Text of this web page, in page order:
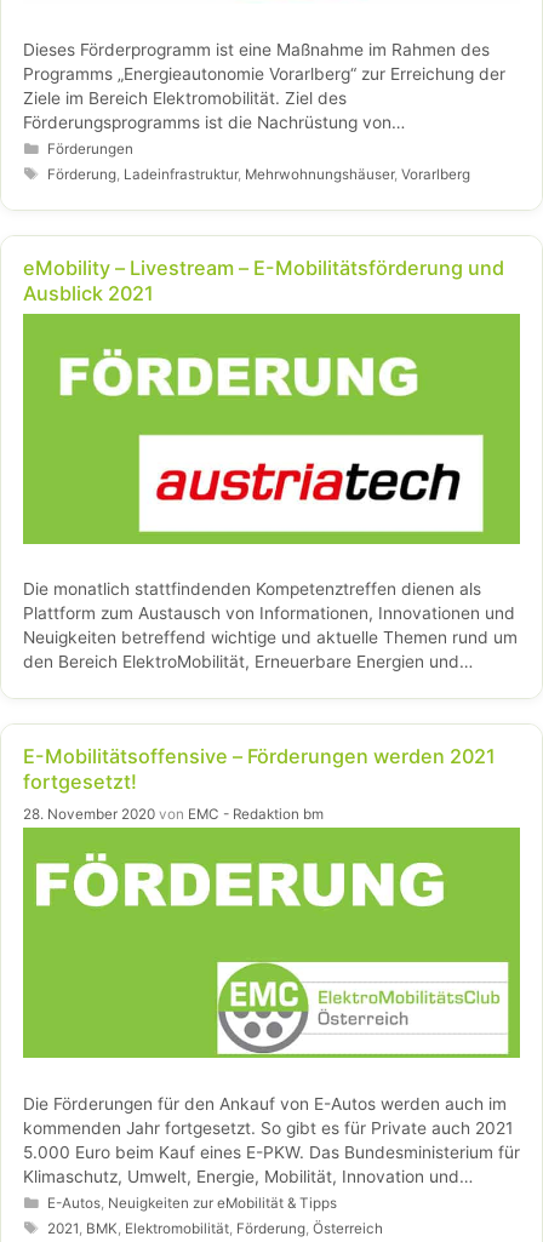
Dieses Förderprogramm ist eine Maßnahme im Rahmen des
Programms „Energieautonomie Vorarlberg“ zur Erreichung der
Ziele im Bereich Elektromobilität. Ziel des
Förderungsprogramms ist die Nachrüstung von
Mehrwohnungshäuser mit den Grundvoraussetzungen zum
Aufbau einer Ladeinfrastruktur für E-PKW und E-Zweiräder.
Kategorien
Förderungen
Schlagwörter
Förderung Ladeinfrastruktur, Mehrwohnungshäuser,Vorarlberg
eMobility – Livestream – E-Mobilitätsförderung und
Ausblick 2021
Die monatlich stattfindenden Kompetenztreffen dienen als
Plattform zum Austausch von Informationen, Innovationen und
Neuigkeiten betreffend wichtige und aktuelle Themen rund um
den Bereich ElektroMobilität, Erneuerbare Energien und
E-Mobilitätsoffensive – Förderungen werden 2021
fortgesetzt!
28. November 2020 von EMC - Redaktion bm
Die Förderungen für den Ankauf von E-Autos werden auch im
kommenden Jahr fortgesetzt. So gibt es für Private auch 2021
5.000 Euro beim Kauf eines E-PKW. Das Bundesministerium für
Klimaschutz, Umwelt, Energie, Mobilität, Innovation und
Technologie (BMK) stellt dafür 2021 insgesamt 46 Millionen
Euro zur Verfügung.
Kategorien
E-Autos Neuigkeiten zur eMobilität & Tipps
Schlagwörter
2021 BMK Elektromobilität Förderung ,Österreich